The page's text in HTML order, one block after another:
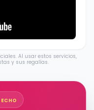
Al usar estos servicios,
y sus regalías.